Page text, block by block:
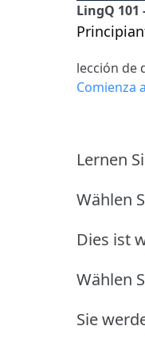
LingQ
lección de
Comienza
Lernen
Wählen
Dies ist
Wählen
Sie